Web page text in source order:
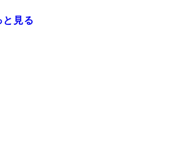
と見る